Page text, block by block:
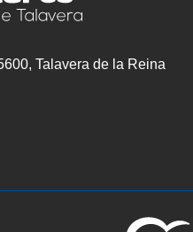
Talavera de la Reina